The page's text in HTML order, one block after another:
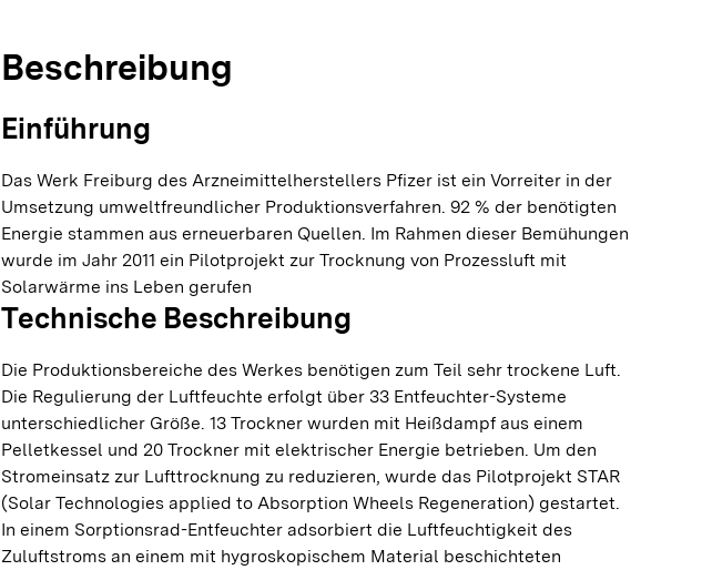
Beschreibung
Einführung
Das Werk Freiburg des Arzneimittelherstellers Pfizer ist ein Vorreiter in der
Umsetzung umweltfreundlicher Produktionsverfahren. 92 % der benötigten
Energie stammen aus erneuerbaren Quellen. Im Rahmen dieser Bemühungen
wurde im Jahr 2011 ein Pilotprojekt zur Trocknung von Prozessluft mit
Solarwärme ins Leben gerufen
Technische Beschreibung
Die Produktionsbereiche des Werkes benötigen zum Teil sehr trockene Luft.
Die Regulierung der Luftfeuchte erfolgt über 33 Entfeuchter-Systeme
unterschiedlicher Größe. 13 Trockner wurden mit Heißdampf aus einem
Pelletkessel und 20 Trockner mit elektrischer Energie betrieben. Um den
Stromeinsatz zur Lufttrocknung zu reduzieren, wurde das Pilotprojekt STAR
(Solar Technologies applied to Absorption Wheels Regeneration) gestartet.
In einem Sorptionsrad-Entfeuchter adsorbiert die Luftfeuchtigkeit des
Zuluftstroms an einem mit hygroskopischem Material beschichteten